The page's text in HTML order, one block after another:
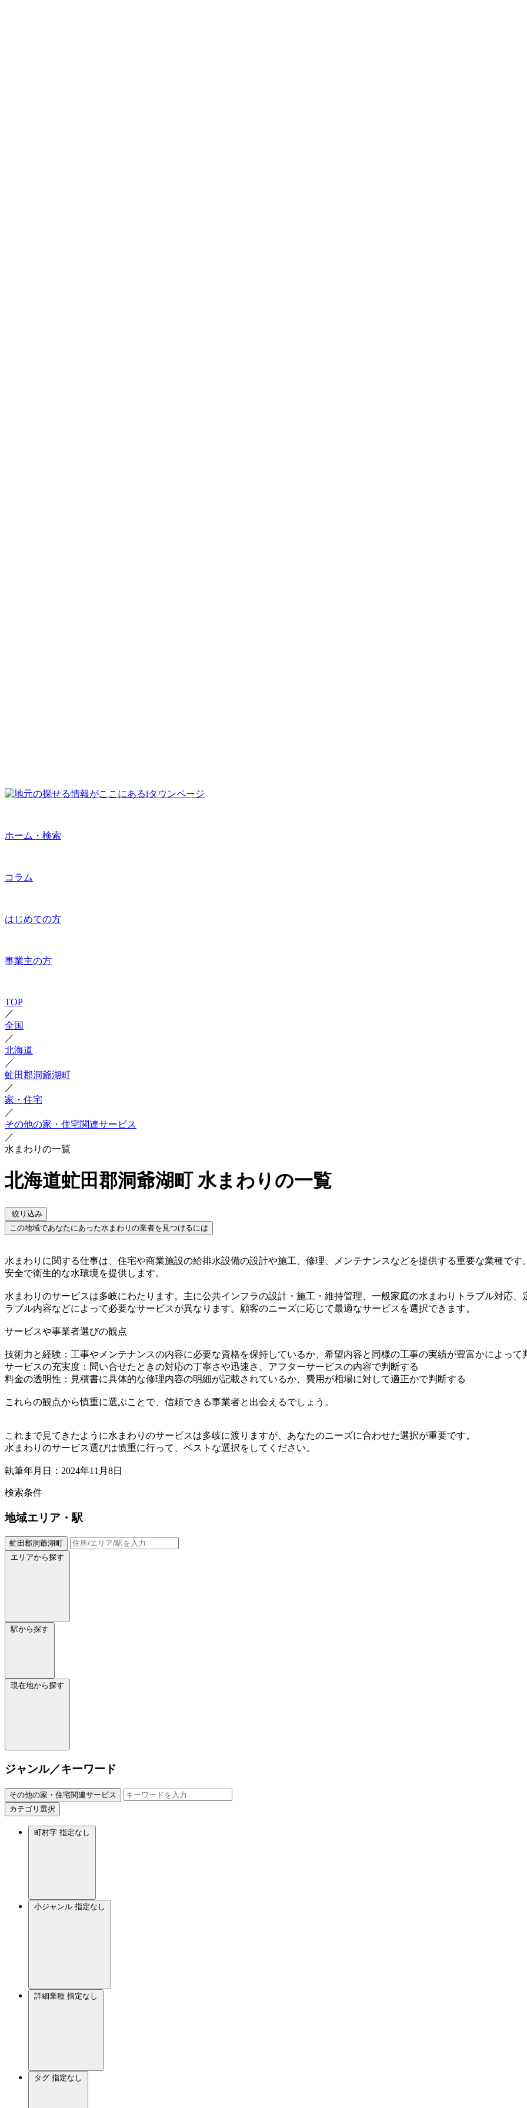
ホーム・検索
コラム
はじめての方
事業主の方
TOP
／
全国
／
北海道
／
虻田郡洞爺湖町
／
家・住宅
／
その他の家・住宅関連サービス
／
水まわりの一覧
北海道虻田郡洞爺湖町 水まわりの一覧
絞り込み
この地域であなたにあった水まわりの業者を見つけるには
水まわりに関する仕事は、住宅や商業施設の給排水設備の設計や施工、修理、メンテナンスなどを提供する重要な業種で
安全で衛生的な水環境を提供します。
水まわりのサービスは多岐にわたります。主に公共インフラの設計・施工・維持管理、一般家庭の水まわりトラブル対応
ラブル内容などによって必要なサービスが異なります。顧客のニーズに応じて最適なサービスを選択できます。
サービスや事業者選びの観点
技術力と経験：工事やメンテナンスの内容に必要な資格を保持しているか、希望内容と同様の工事の実績が豊富かによって
サービスの充実度：問い合せたときの対応の丁寧さや迅速さ、アフターサービスの内容で判断する
料金の透明性：見積書に具体的な修理内容の明細が記載されているか、費用が相場に対して適正かで判断する
これらの観点から慎重に選ぶことで、信頼できる事業者と出会えるでしょう。
これまで見てきたように水まわりのサービスは多岐に渡りますが、あなたのニーズに合わせた選択が重要です。
水まわりのサービス選びは慎重に行って、ベストな選択をしてください。
執筆年月日：2024年11月8日
検索条件
地域エリア・駅
虻田郡洞爺湖町
エリアから探す
駅から探す
現在地から探す
ジャンル／キーワード
その他の家・住宅関連サービス
カテゴリ選択
町村字 指定なし
小ジャンル 指定なし
詳細業種 指定なし
タグ 指定なし